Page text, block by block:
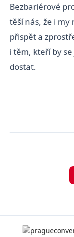
Bezbariérové
těší nás, že i
přispět a
i těm, kteří by
dostat.